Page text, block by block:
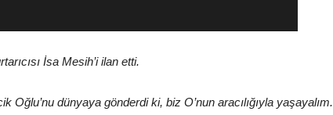
İsa Mesih’i ilan etti.
Oğlu’nu dünyaya gönderdi ki, biz O’nun aracılığıyla yaşayalım.